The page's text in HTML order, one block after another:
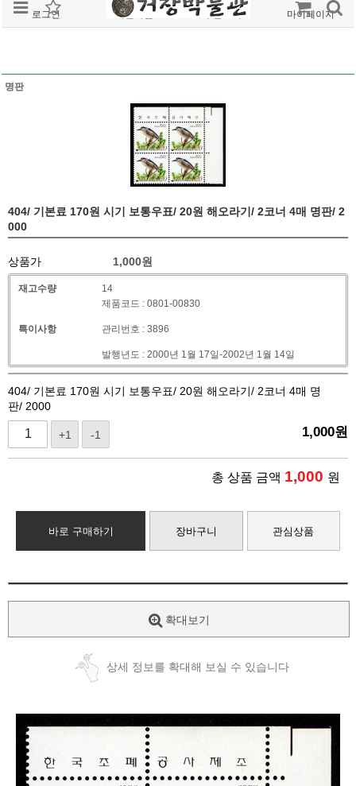
로그인 회원가입 주문조회 마이페이지
명판
404/ 기본료 170원 시기 보통우표/ 20원 해오라기/ 2코너 4매 명판/ 2
000
상품가 1,000원
재고수량 14
특이사항
제품코드 : 0801-00830
관리번호 : 3896
발행년도 : 2000년 1월 17일-2002년 1월 14일
404/ 기본료 170원 시기 보통우표/ 20원 해오라기/ 2코너 4매 명
판/ 2000
+1 -1 1,000원
총 상품 금액 1,000 원
바로 구매하기 장바구니 관심상품
확대보기
상세 정보를 확대해 보실 수 있습니다